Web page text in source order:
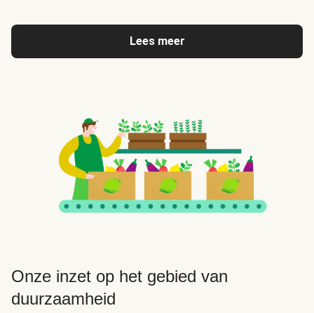
Lees meer
Onze inzet op het gebied van
duurzaamheid